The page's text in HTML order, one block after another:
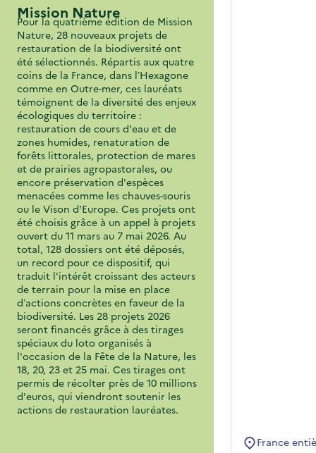
Mission Nature
Pour la quatrième édition de Mission
Nature, 28 nouveaux projets de
restauration de la biodiversité ont
été sélectionnés. Répartis aux quatre
coins de la France, dans l’Hexagone
comme en Outre-mer, ces lauréats
témoignent de la diversité des enjeux
écologiques du territoire :
restauration de cours d'eau et de
zones humides, renaturation de
forêts littorales, protection de mares
et de prairies agropastorales, ou
encore préservation d'espèces
menacées comme les chauves-souris
ou le Vison d'Europe. Ces projets ont
été choisis grâce à un appel à projets
ouvert du 11 mars au 7 mai 2026. Au
total, 128 dossiers ont été déposés,
un record pour ce dispositif, qui
traduit l'intérêt croissant des acteurs
de terrain pour la mise en place
d’actions concrètes en faveur de la
biodiversité. Les 28 projets 2026
seront financés grâce à des tirages
spéciaux du loto organisés à
l'occasion de la Fête de la Nature, les
18, 20, 23 et 25 mai. Ces tirages ont
permis de récolter près de 10 millions
d'euros, qui viendront soutenir les
actions de restauration lauréates.
France